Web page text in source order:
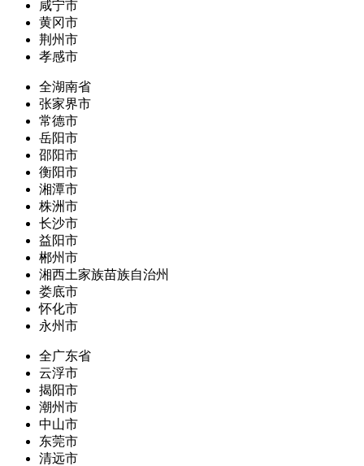
咸宁市
黄冈市
荆州市
孝感市
全湖南省
张家界市
常德市
岳阳市
邵阳市
衡阳市
湘潭市
株洲市
长沙市
益阳市
郴州市
湘西土家族苗族自治州
娄底市
怀化市
永州市
全广东省
云浮市
揭阳市
潮州市
中山市
东莞市
清远市